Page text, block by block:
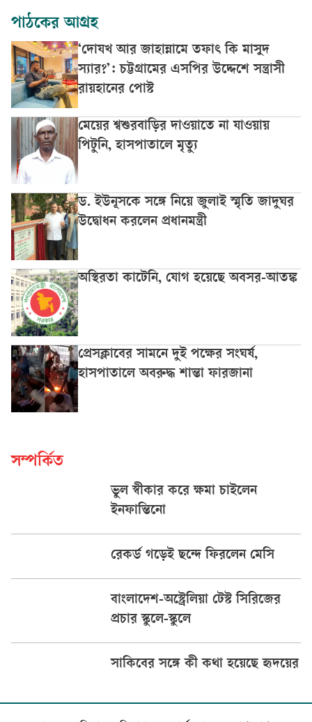
পাঠকের আগ্রহ
‘দোযখ আর জাহান্নামে তফাৎ কি মাসুদ
স্যার?’: চট্টগ্রামের এসপির উদ্দেশে সন্ত্রাসী
রায়হানের পোস্ট
মেয়ের শ্বশুরবাড়ির দাওয়াতে না যাওয়ায়
পিটুনি, হাসপাতালে মৃত্যু
ড. ইউনূসকে সঙ্গে নিয়ে জুলাই স্মৃতি জাদুঘর
উদ্বোধন করলেন প্রধানমন্ত্রী
অস্থিরতা কাটেনি, যোগ হয়েছে অবসর-আতঙ্ক
প্রেসক্লাবের সামনে দুই পক্ষের সংঘর্ষ,
হাসপাতালে অবরুদ্ধ শান্তা ফারজানা
সম্পর্কিত
ভুল স্বীকার করে ক্ষমা চাইলেন
ইনফান্তিনো
রেকর্ড গড়েই ছন্দে ফিরলেন মেসি
বাংলাদেশ-অস্ট্রেলিয়া টেস্ট সিরিজের
প্রচার স্কুলে-স্কুলে
সাকিবের সঙ্গে কী কথা হয়েছে হৃদয়ের